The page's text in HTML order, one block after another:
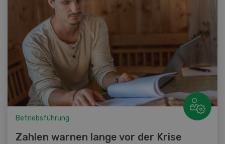
Betriebsführung
Zahlen warnen lange vor der Krise